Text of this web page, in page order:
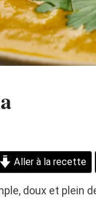
Aller à la recette
doux et plein